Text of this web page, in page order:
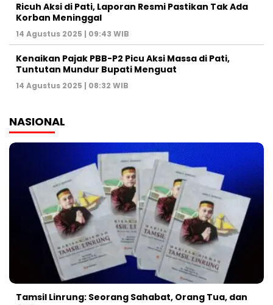
Ricuh Aksi di Pati, Laporan Resmi Pastikan Tak Ada
Korban Meninggal
14 Agustus 2025 | 09:43 WIB
Kenaikan Pajak PBB-P2 Picu Aksi Massa di Pati,
Tuntutan Mundur Bupati Menguat
14 Agustus 2025 | 08:32 WIB
NASIONAL
Tamsil Linrung: Seorang Sahabat, Orang Tua, dan